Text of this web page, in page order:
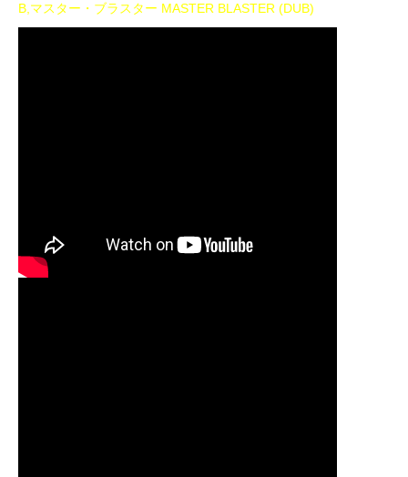
B,マスター・ブラスター MASTER BLASTER (DUB)